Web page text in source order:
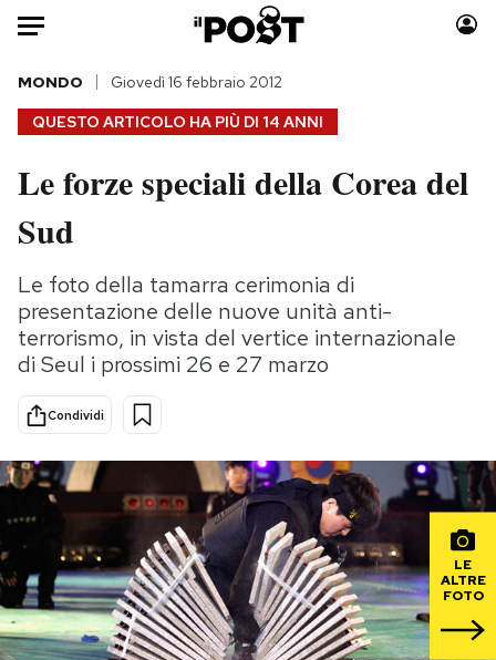
Auto
HOME
Italia
Politica
Tecnologia
Internet
Scienza
Cultura
Economia
Moda
Storie/Idee
Ok Boomer!
Media
Europa
PODCAST
NEWSLETTER
QUESTO ARTICOLO HA PIÙ DI 14 ANNI
MONDO Giovedì 16 febbraio 2012
Le forze speciali della Corea del
Sud
Le foto della tamarra cerimonia di
presentazione delle nuove unità anti-
terrorismo, in vista del vertice internazionale
di Seul i prossimi 26 e 27 marzo
Condividi
LE
ALTRE
FOTO